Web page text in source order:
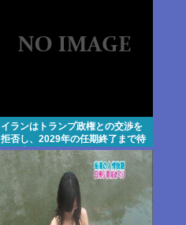
イランはトランプ政権との交渉を
拒否し、2029年の任期終了まで待
つと表明した